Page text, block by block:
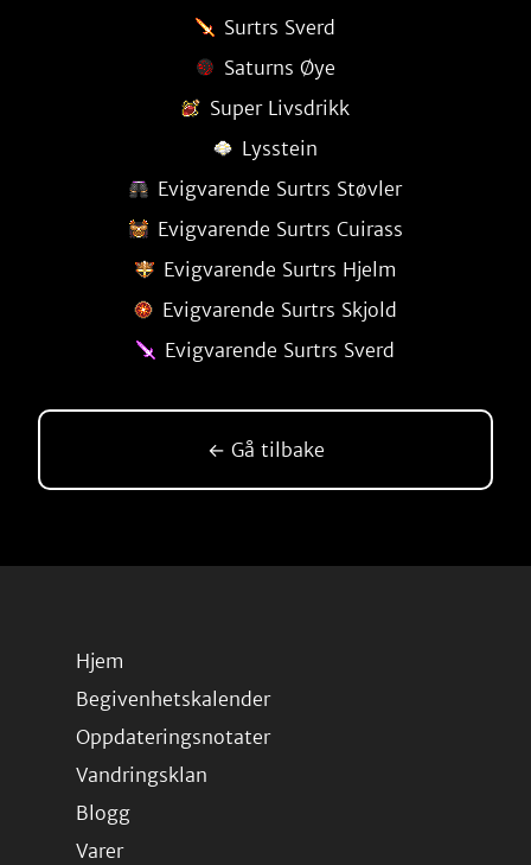
Surtrs Sverd
Saturns Øye
Super Livsdrikk
Lysstein
Evigvarende Surtrs Støvler
Evigvarende Surtrs Cuirass
Evigvarende Surtrs Hjelm
Evigvarende Surtrs Skjold
Evigvarende Surtrs Sverd
← Gå tilbake
Hjem
Begivenhetskalender
Oppdateringsnotater
Vandringsklan
Blogg
Varer